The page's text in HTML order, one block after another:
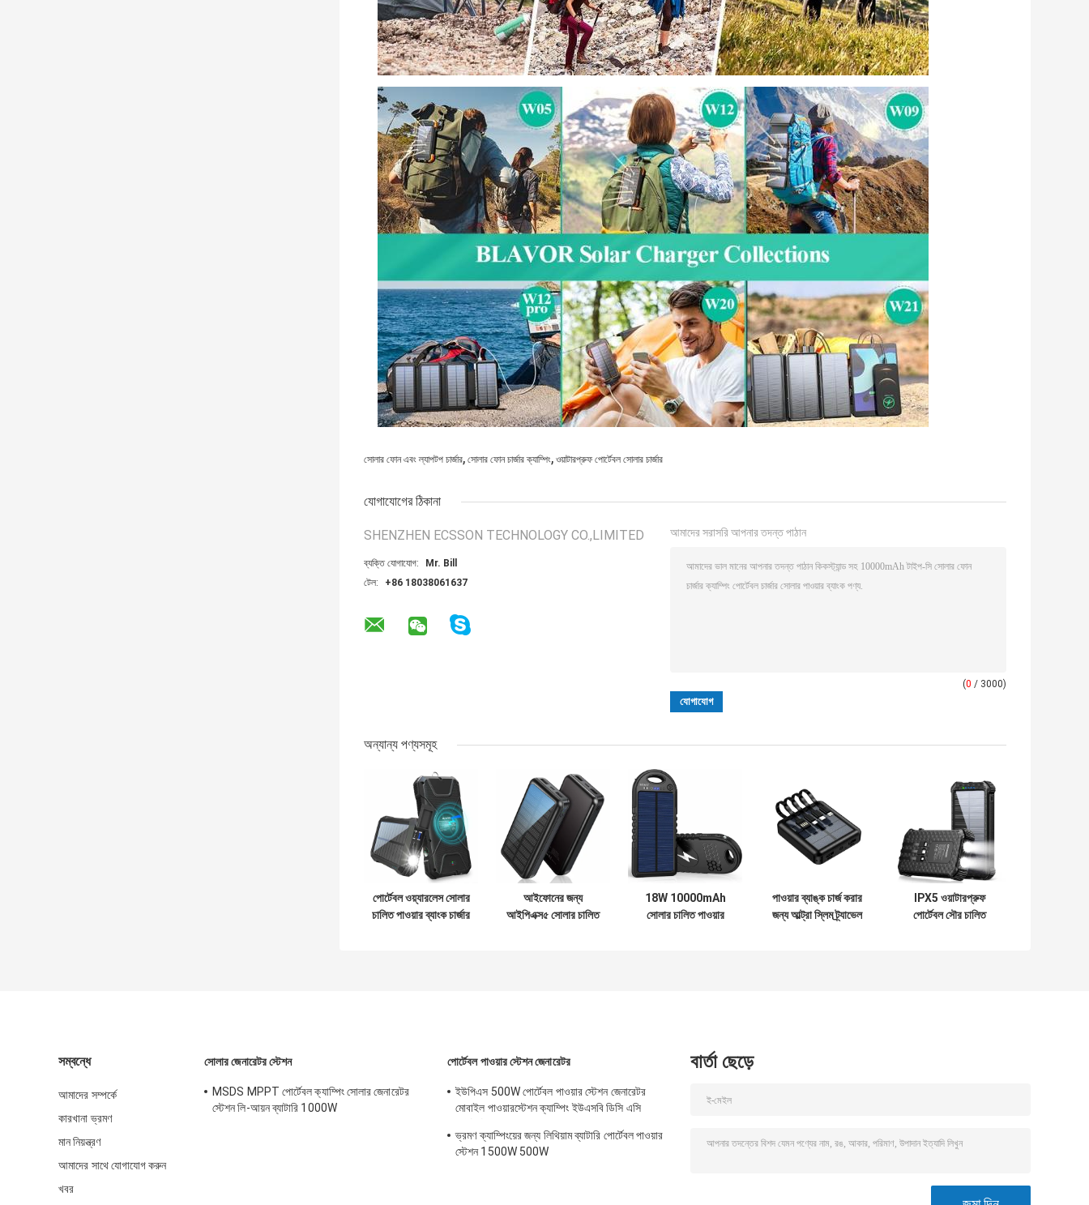
সোলার ফোন এবং ল্যাপটপ চার্জার, সোলার ফোন চার্জার ক্যাম্পিং, ওয়াটারপ্রুফ পোর্টেবল সোলার চার্জার
যোগাযোগের ঠিকানা
SHENZHEN ECSSON TECHNOLOGY CO.,LIMITED
ব্যক্তি যোগাযোগ:
Mr. Bill
টেল:
+86 18038061637
আমাদের সরাসরি আপনার তদন্ত পাঠান
(0 / 3000)
অন্যান্য পণ্যসমূহ
পোর্টেবল ওয়্যারলেস সোলার
চালিত পাওয়ার ব্যাংক চার্জার
আইফোনের জন্য
আইপিএক্স৫ সোলার চালিত
18W 10000mAh
সোলার চালিত পাওয়ার
পাওয়ার ব্যাঙ্ক চার্জ করার
জন্য আল্ট্রা স্লিম ট্র্যাভেল
IPX5 ওয়াটারপ্রুফ
পোর্টেবল সৌর চালিত
সম্বন্ধে
আমাদের সম্পর্কে
কারখানা ভ্রমণ
মান নিয়ন্ত্রণ
আমাদের সাথে যোগাযোগ করুন
খবর
সোলার জেনারেটর স্টেশন
MSDS MPPT পোর্টেবল ক্যাম্পিং সোলার জেনারেটর
স্টেশন লি-আয়ন ব্যাটারি 1000W
পোর্টেবল পাওয়ার স্টেশন জেনারেটর
ইউপিএস 500W পোর্টেবল পাওয়ার স্টেশন জেনারেটর
মোবাইল পাওয়ারস্টেশন ক্যাম্পিং ইউএসবি ডিসি এসি
ভ্রমণ ক্যাম্পিংয়ের জন্য লিথিয়াম ব্যাটারি পোর্টেবল পাওয়ার
স্টেশন 1500W 500W
বার্তা ছেড়ে